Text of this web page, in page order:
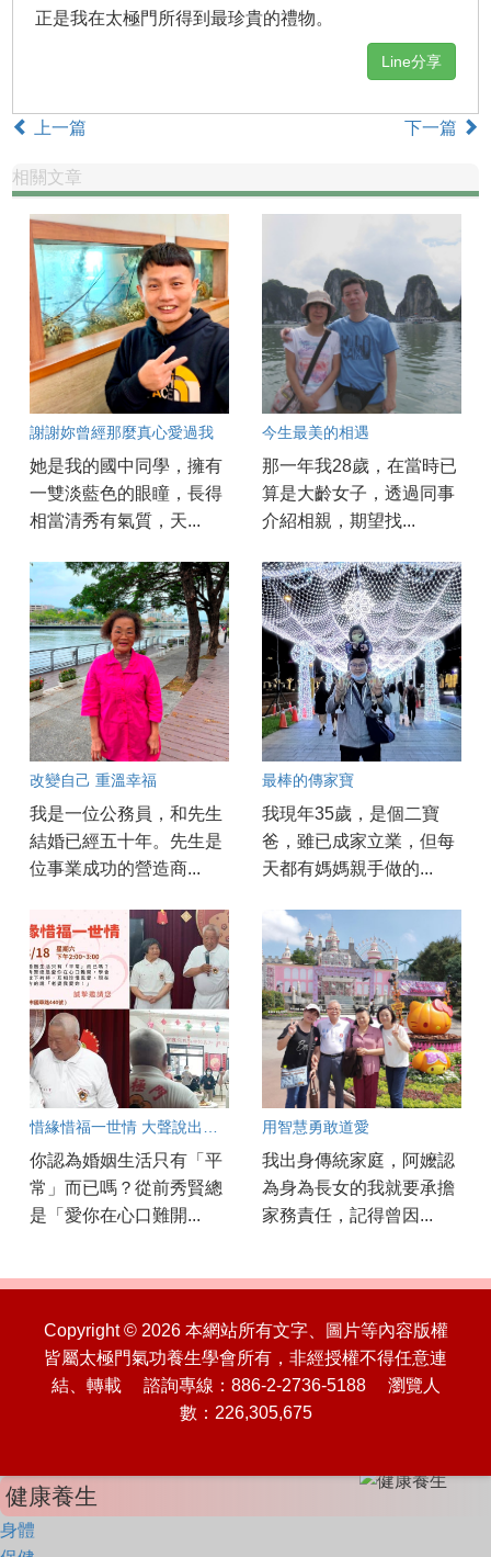
正是我在太極門所得到最珍貴的禮物。
Line分享
上一篇 下一篇
相關文章
謝謝妳曾經那麼真心愛過我
她是我的國中同學，擁有
一雙淡藍色的眼瞳，長得
相當清秀有氣質，天...
今生最美的相遇
那一年我28歲，在當時已
算是大齡女子，透過同事
介紹相親，期望找...
改變自己 重溫幸福
我是一位公務員，和先生
結婚已經五十年。先生是
位事業成功的營造商...
最棒的傳家寶
我現年35歲，是個二寶
爸，雖已成家立業，但每
天都有媽媽親手做的...
惜緣惜福一世情 大聲說出我愛妳
你認為婚姻生活只有「平
常」而已嗎？從前秀賢總
是「愛你在心口難開...
用智慧勇敢道愛
我出身傳統家庭，阿嬤認
為身為長女的我就要承擔
家務責任，記得曾因...
Copyright © 2026 本網站所有文字、圖片等內容版權
皆屬太極門氣功養生學會所有，非經授權不得任意連
結、轉載 諮詢專線：886-2-2736-5188 瀏覽人
數：226,305,675
健康養生
身體